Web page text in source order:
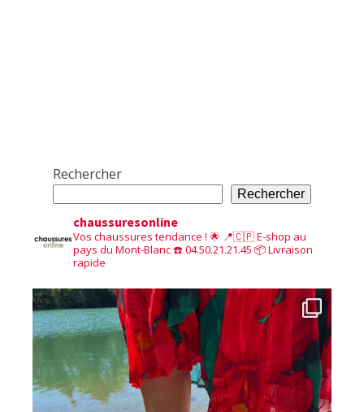
Rechercher
Rechercher
chaussuresonline
Vos chaussures tendance ! 🌟 📍🇨🇵 E-shop au
pays du Mont-Blanc☎️ 04.50.21.21.45 📦 Livraison
rapide